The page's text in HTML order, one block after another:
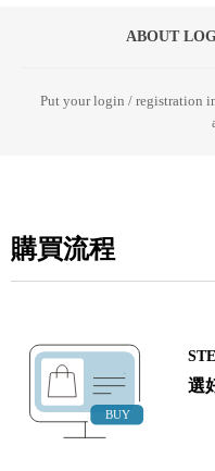
ABOUT
Put your login / registration
購買流程
選